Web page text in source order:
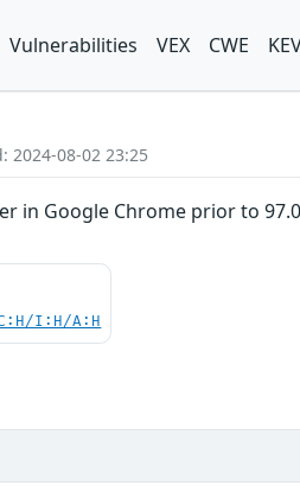
Vulnerabilities VEX CWE
2024-08-02 23:25
in Google Chrome prior to
I:H/A:H